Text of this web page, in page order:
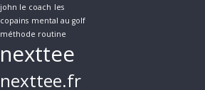
john le coach les
copains mental au golf
méthode routine
nexttee
nexttee.fr